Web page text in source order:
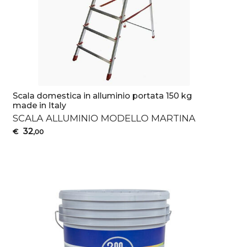
Scala domestica in alluminio portata 150 kg
made in Italy
SCALA ALLUMINIO MODELLO MARTINA
€ 32,00